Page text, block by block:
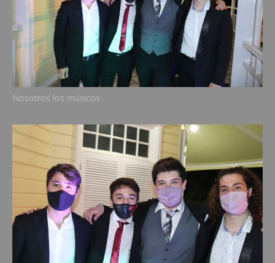
Nosotros los músicos